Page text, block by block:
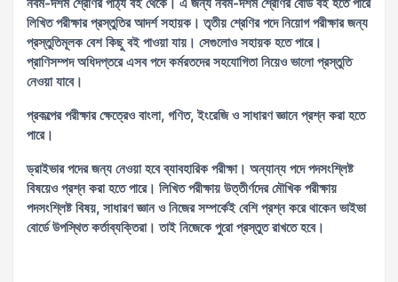
লিখিত পরীক্ষার প্রস্তুতির আদর্শ সহায়ক। তৃতীয় শ্রেণির পদে নিয়োগ পরীক্ষার জন্য
প্রস্তুতিমূলক বেশ কিছু বই পাওয়া যায়। সেগুলোও সহায়ক হতে পারে।
প্রাণিসম্পদ অধিদপ্তরে এসব পদে কর্মরতদের সহযোগিতা নিয়েও ভালো প্রস্তুতি
নেওয়া যাবে।
প্রকল্পের পরীক্ষার ক্ষেত্রেও বাংলা, গণিত, ইংরেজি ও সাধারণ জ্ঞানে প্রশ্ন করা হতে
পারে।
ড্রাইভার পদের জন্য নেওয়া হবে ব্যাবহারিক পরীক্ষা। অন্যান্য পদে পদসংশ্লিষ্ট
বিষয়েও প্রশ্ন করা হতে পারে। লিখিত পরীক্ষায় উত্তীর্ণদের মৌখিক পরীক্ষায়
পদসংশ্লিষ্ট বিষয়, সাধারণ জ্ঞান ও নিজের সম্পর্কেই বেশি প্রশ্ন করে থাকেন ভাইভা
বোর্ডে উপস্থিত কর্তাব্যক্তিরা। তাই নিজেকে পুরো প্রস্তুত রাখতে হবে।